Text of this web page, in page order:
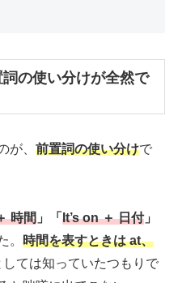
の使い分けが全然で
が、 前置詞の使い分けで
時間 」「 It’s on ＋ 日付」
。 時間を表すときは at、
しては知っていたつもりで